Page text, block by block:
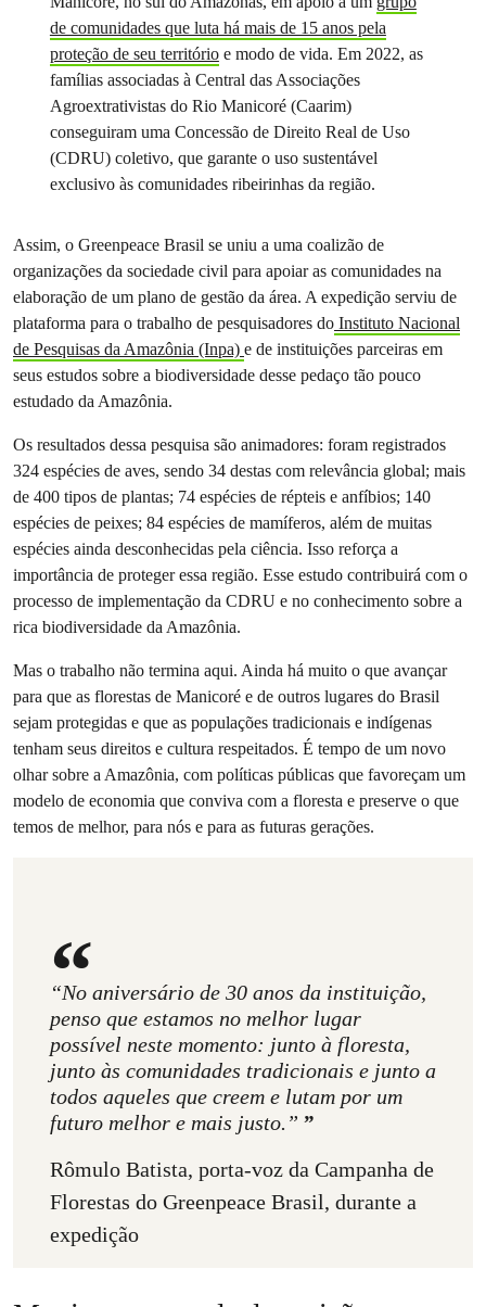
de comunidades que luta há mais de 15 anos pela
proteção de seu territórioe modo de vida. Em 2022, as
famílias associadas à Central das Associações
Agroextrativistas do Rio Manicoré (Caarim)
conseguiram uma Concessão de Direito Real de Uso
(CDRU) coletivo, que garante o uso sustentável
exclusivo às comunidades ribeirinhas da região.
Assim, o Greenpeace Brasil se uniu a uma coalizão de
organizações da sociedade civil para apoiar as comunidades na
elaboração de um plano de gestão da área. A expedição serviu de
plataforma para o trabalho de pesquisadores do Instituto Nacional
de Pesquisas da Amazônia (Inpa) e de instituições parceiras em
seus estudos sobre a biodiversidade desse pedaço tão pouco
estudado da Amazônia.
Os resultados dessa pesquisa são animadores: foram registrados
324 espécies de aves, sendo 34 destas com relevância global; mais
de 400 tipos de plantas; 74 espécies de répteis e anfíbios; 140
espécies de peixes; 84 espécies de mamíferos, além de muitas
espécies ainda desconhecidas pela ciência. Isso reforça a
importância de proteger essa região. Esse estudo contribuirá com o
processo de implementação da CDRU e no conhecimento sobre a
rica biodiversidade da Amazônia.
Mas o trabalho não termina aqui. Ainda há muito o que avançar
para que as florestas de Manicoré e de outros lugares do Brasil
sejam protegidas e que as populações tradicionais e indígenas
tenham seus direitos e cultura respeitados. É tempo de um novo
olhar sobre a Amazônia, com políticas públicas que favoreçam um
modelo de economia que conviva com a floresta e preserve o que
temos de melhor, para nós e para as futuras gerações.
“No aniversário de 30 anos da instituição,
penso que estamos no melhor lugar
possível neste momento: junto à floresta,
junto às comunidades tradicionais e junto a
todos aqueles que creem e lutam por um
futuro melhor e mais justo.”
Rômulo Batista, porta-voz da Campanha de
Florestas do Greenpeace Brasil, durante a
expedição